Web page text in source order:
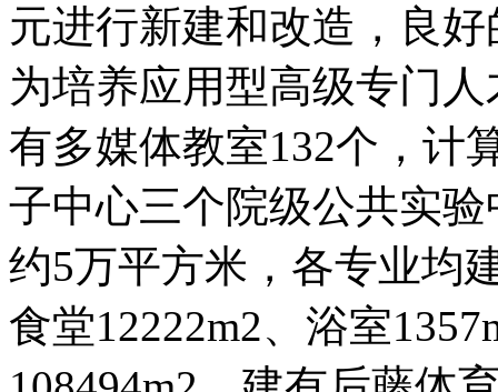
元进行新建和改造，良
为培养应用型高级专门
有多媒体教室132个，计
子中心三个院级公共实
约5万平方米，各专业均
食堂12222m2、浴室